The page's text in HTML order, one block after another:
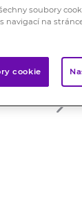
soubory
navigací na
cookie